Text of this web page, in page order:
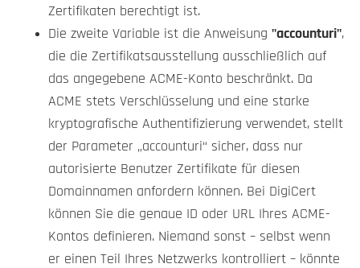
Zertifikaten berechtigt ist.
Die zweite Variable ist die Anweisung "accounturi",
die die Zertifikatsausstellung ausschließlich auf
das angegebene ACME-Konto beschränkt. Da
ACME stets Verschlüsselung und eine starke
kryptografische Authentifizierung verwendet, stellt
der Parameter „accounturi“ sicher, dass nur
autorisierte Benutzer Zertifikate für diesen
Domainnamen anfordern können. Bei DigiCert
können Sie die genaue ID oder URL Ihres ACME-
Kontos definieren. Niemand sonst – selbst wenn
er einen Teil Ihres Netzwerks kontrolliert – könnte